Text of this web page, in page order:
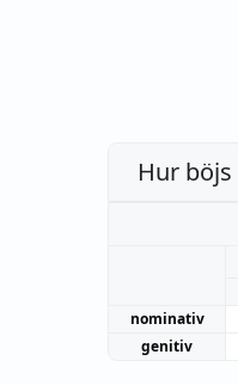
Hur böjs
nominativ
genitiv